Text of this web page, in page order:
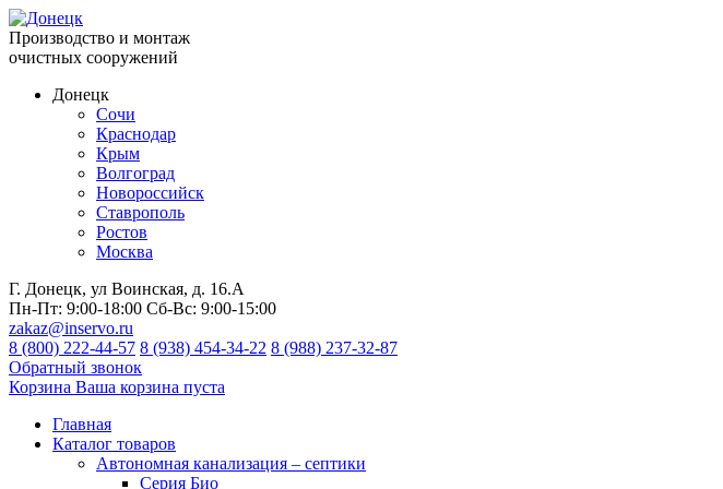
Производство и монтаж
очистных сооружений
Донецк
Сочи
Краснодар
Крым
Волгоград
Новороссийск
Ставрополь
Ростов
Москва
Г. Донецк, ул Воинская, д. 16.А
Пн-Пт: 9:00-18:00 Сб-Вс: 9:00-15:00
zakaz@inservo.ru
8 (800) 222-44-57 8 (938) 454-34-22 8 (988) 237-32-87
Обратный звонок
Корзина Ваша корзина пуста
Главная
Каталог товаров
Автономная канализация – септики
Серия Био